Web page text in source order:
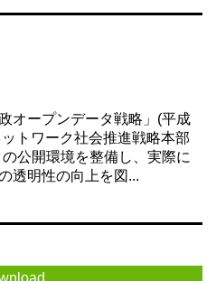
オープンデータ戦略」(平成
トワーク社会推進戦略本部
公開環境を整備し、実際に
透明性の向上を図...